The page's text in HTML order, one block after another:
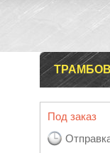
Под заказ